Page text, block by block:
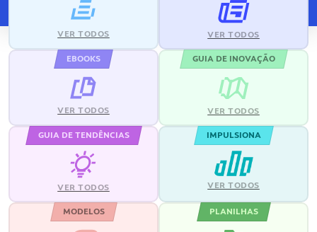
VER TODOS VER TODOS
EBOOKS
VER TODOS
GUIA DE INOVAÇÃO
VER TODOS
GUIA DE TENDÊNCIAS
VER TODOS
IMPULSIONA
VER TODOS
MODELOS PLANILHAS